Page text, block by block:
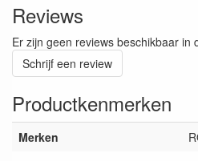
Reviews
Er zijn geen reviews beschikbaar in
Schrijf een review
Productkenmerken
Merken